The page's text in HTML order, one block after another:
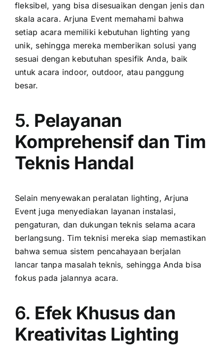
fleksibel, yang bisa disesuaikan dengan jenis dan
skala acara. Arjuna Event memahami bahwa
setiap acara memiliki kebutuhan lighting yang
unik, sehingga mereka memberikan solusi yang
sesuai dengan kebutuhan spesifik Anda, baik
untuk acara indoor, outdoor, atau panggung
besar.
5. Pelayanan
Komprehensif dan Tim
Teknis Handal
Selain menyewakan peralatan lighting, Arjuna
Event juga menyediakan layanan instalasi,
pengaturan, dan dukungan teknis selama acara
berlangsung. Tim teknisi mereka siap memastikan
bahwa semua sistem pencahayaan berjalan
lancar tanpa masalah teknis, sehingga Anda bisa
fokus pada jalannya acara.
6. Efek Khusus dan
Kreativitas Lighting